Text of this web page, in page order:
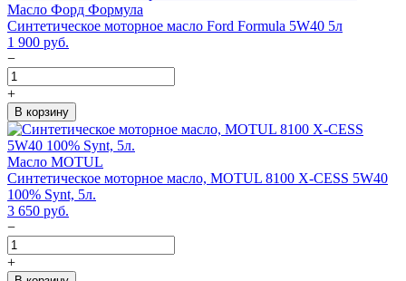
Масло Форд Формула
Синтетическое моторное масло Ford Formula 5W40 5л
1 900 руб.
−
+
В корзину
Масло MOTUL
Синтетическое моторное масло, MOTUL 8100 X-CESS 5W40
100% Synt, 5л.
3 650 руб.
−
+